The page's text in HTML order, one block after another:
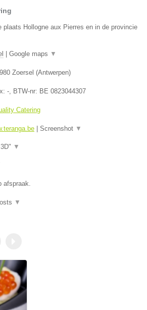
plaats Hollogne aux Pierres en in de provincie
| Google maps ▼
Zoersel (Antwerpen)
- , BTW-nr: BE 0823044307
Catering
| Screenshot ▼
▼
afspraak.
▼